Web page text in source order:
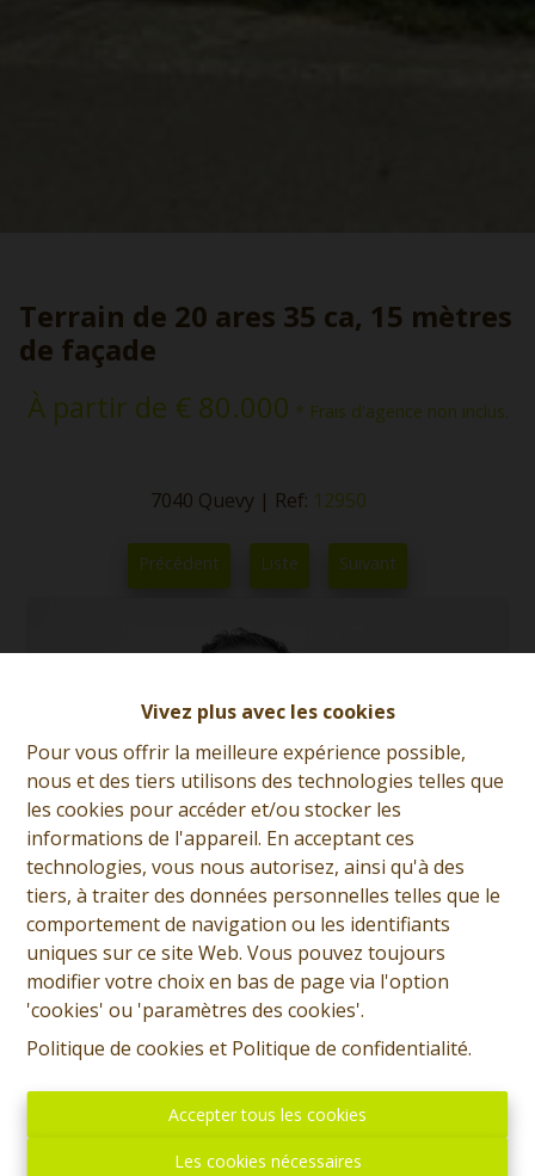
Vivez plus avec les cookies
Pour vous offrir la meilleure expérience possible,
nous et des tiers utilisons des technologies telles que
les cookies pour accéder et/ou stocker les
informations de l'appareil. En acceptant ces
technologies, vous nous autorisez, ainsi qu'à des
tiers, à traiter des données personnelles telles que le
comportement de navigation ou les identifiants
uniques sur ce site Web. Vous pouvez toujours
modifier votre choix en bas de page via l'option
'cookies' ou 'paramètres des cookies'.
Politique de cookies et Politique de confidentialité.
Accepter tous les cookies
Les cookies nécessaires
Terrain de 20 ares 35 ca, 15 mètres
de façade
À partir de € 80.000 * Frais d'agence non inclus.
7040 Quevy | Ref: 12950
Précédent Liste Suivant
Anthony Ferronato
Demande d'informations
+32 (0)65 31 96 96